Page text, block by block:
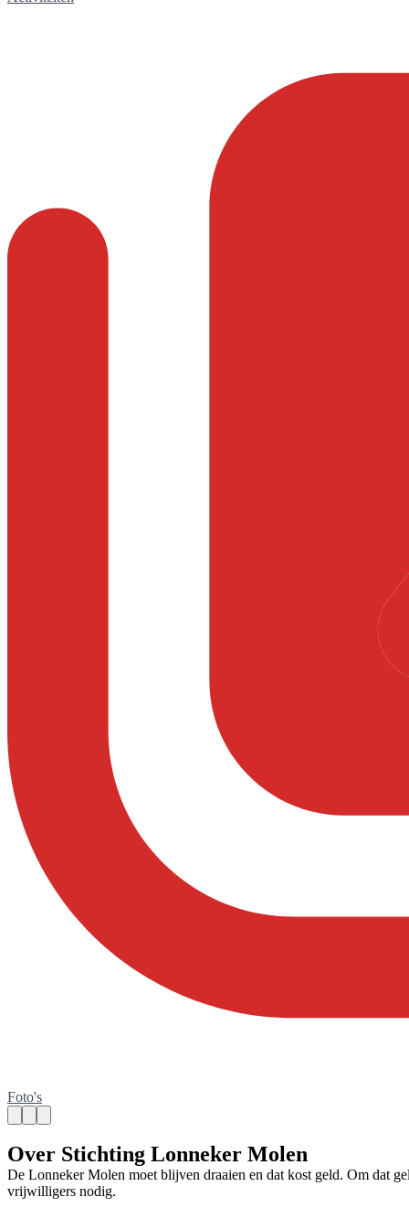
Foto's
Over Stichting Lonneker Molen
De Lonneker Molen moet blijven draaien en dat kost geld. Om dat
vrijwilligers nodig.